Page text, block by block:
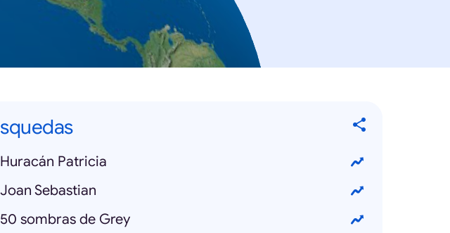
Huracán Patricia
Joan Sebastian
50 sombras de Grey